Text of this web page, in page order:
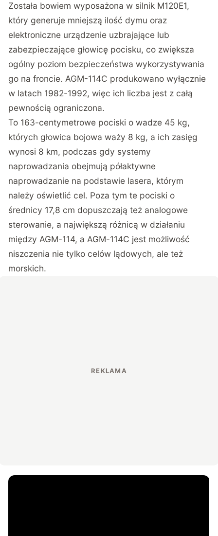
Została bowiem wyposażona w silnik M120E1,
który generuje mniejszą ilość dymu oraz
elektroniczne urządzenie uzbrajające lub
zabezpieczające głowicę pocisku, co zwiększa
ogólny poziom bezpieczeństwa wykorzystywania
go na froncie. AGM-114C produkowano wyłącznie
w latach 1982-1992, więc ich liczba jest z całą
pewnością ograniczona.
To 163-centymetrowe pociski o wadze 45 kg,
których głowica bojowa waży 8 kg, a ich zasięg
wynosi 8 km, podczas gdy systemy
naprowadzania obejmują półaktywne
naprowadzanie na podstawie lasera, którym
należy oświetlić cel. Poza tym te pociski o
średnicy 17,8 cm dopuszczają też analogowe
sterowanie, a największą różnicą w działaniu
między AGM-114, a AGM-114C jest możliwość
niszczenia nie tylko celów lądowych, ale też
morskich.